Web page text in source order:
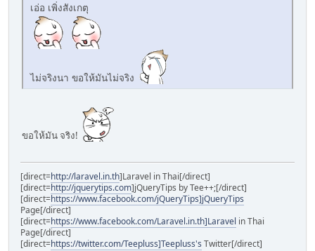
เอ่อ เพิ่งสังเกตุ
ไม่จริงนา ขอให้มันไม่จริง
ขอให้มัน จริง!
[direct=http://laravel.in.th]Laravel in Thai[/direct]
[direct=http://jquerytips.com]jQueryTips by Tee++;[/direct]
[direct=https://www.facebook.com/jQueryTips]jQueryTips
Page[/direct]
[direct=https://www.facebook.com/Laravel.in.th]Laravel in Thai
Page[/direct]
[direct=https://twitter.com/Teepluss]Teepluss's Twitter[/direct]